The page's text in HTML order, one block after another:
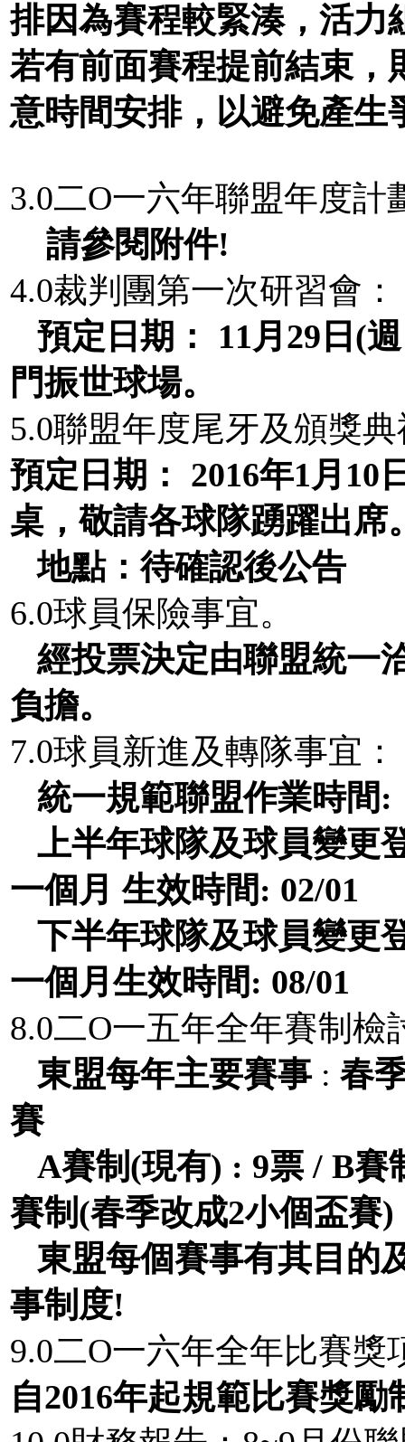
排因為賽程較緊湊，活力
若有前面賽程提前結束，
意時間安排，以避免產生
3.0二O一六年聯盟年度計
請參閱附件!
4.0裁判團第一次研習會：
預定日期：
11月29日(
門振世球場。
5.0聯盟年度尾牙及頒獎
預定日期：
2016年1月 10
桌，敬請各球隊踴躍出席
地點：待確認後公告
6.0球員保險事宜。
經投票決定由聯盟統一
負擔。
7.0球員新進及轉隊事宜：
統一規範聯盟作業時間:
上半年球隊及球員變更
一個月 生效時間: 02/01
下半年球隊及球員變更
一個月生效時間: 08/01
8.0二O一五年全年賽制
東盟每年主要賽事: 春
賽
A賽制 (現有) : 9票/ B賽
賽制 (春季改成2小個盃賽)
東盟每個賽事有其目的
事制度!
9.0二O一六年全年比賽獎
自2016年起規範比賽獎勵